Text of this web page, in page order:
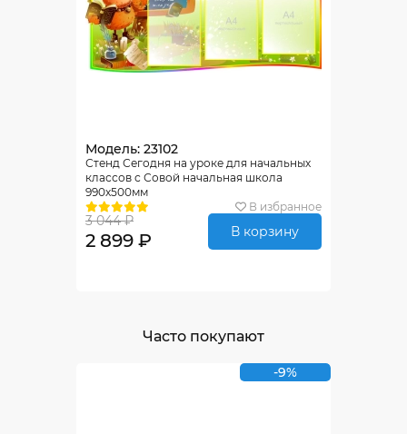
Модель: 23102
Стенд Сегодня на уроке для начальных
классов с Совой начальная школа
990х500мм
В избранное
3 044 ₽
2 899 ₽ В корзину
Часто покупают
-9%